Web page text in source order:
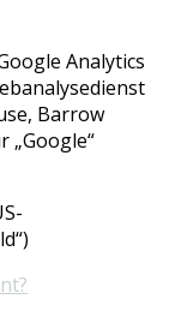
Analytics
Barrow
„Google“